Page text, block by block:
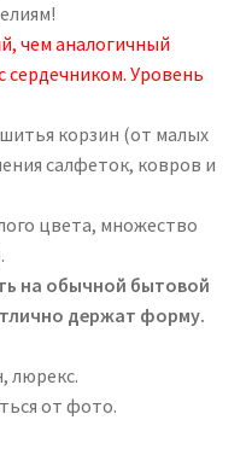
чем аналогичный
Уровень
корзин (от малых
салфеток, ковров и
цвета, множество
на обычной бытовой
держат форму.
люрекс.
от фото.